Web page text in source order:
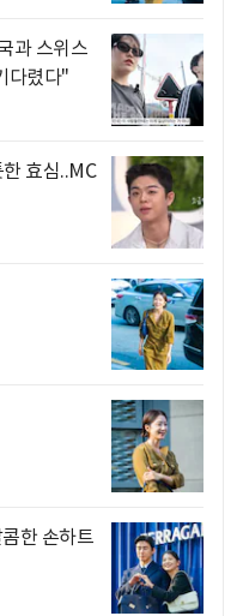
과 스위스
다렸다"
효심..MC
한 손하트